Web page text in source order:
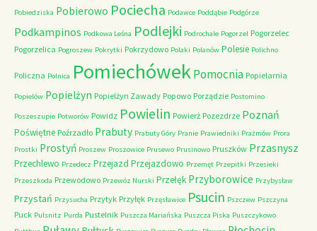
Pobiedziska Pobierowo Pociecha Podawce Poddąbie Podgórze
Podkampinos Podkowa Leśna Podlejki Podrochale Pogorzel Pogorzelec
Pogorzelica Pogroszew Pokrytki Pokrzydowo Polaki Polanów Polesie Polichno
Policzna Polnica PomiechówekPomocnia Popielarnia
Popielów Popielżyn Popielżyn Zawady Popowo Porządzie Postomino
Poszeszupie Potworów Powidz Powielin Powierż Pozezdrze Poznań
Poświętne Poźrzadło Prabuty Prabuty Góry Pranie Prawiedniki Prażmów Prora
Prostki Prostyń Proszew Proszowice Prusewo Prusinowo Pruszków Przasnysz
Przechlewo Przedecz Przejazd Przejazdowo Przemęt Przepitki Przesieki
Przeszkoda Przewodowo Przewóz Nurski Przełęk Przyborowice Przybysław
Przystań Przysucha Przytyk Przyłęk Przęsławice Psucin Pszczew Pszczyna
Puck Pulsnitz Purda Pustelnik Puszcza Mariańska Puszcza Piska Puszczykowo